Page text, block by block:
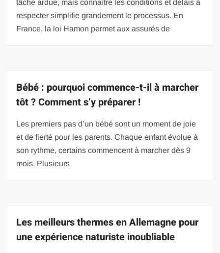
tâche ardue, mais connaître les conditions et délais à
respecter simplifie grandement le processus. En
France, la loi Hamon permet aux assurés de
Bébé : pourquoi commence-t-il à marcher
tôt ? Comment s’y préparer !
Les premiers pas d’un bébé sont un moment de joie
et de fierté pour les parents. Chaque enfant évolue à
son rythme, certains commencent à marcher dès 9
mois. Plusieurs
Les meilleurs thermes en Allemagne pour
une expérience naturiste inoubliable